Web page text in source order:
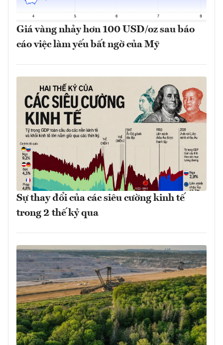
Giá vàng nhảy hơn 100 USD/oz sau báo
cáo việc làm yếu bất ngờ của Mỹ
Sự thay đổi của các siêu cường kinh tế
trong 2 thế kỷ qua